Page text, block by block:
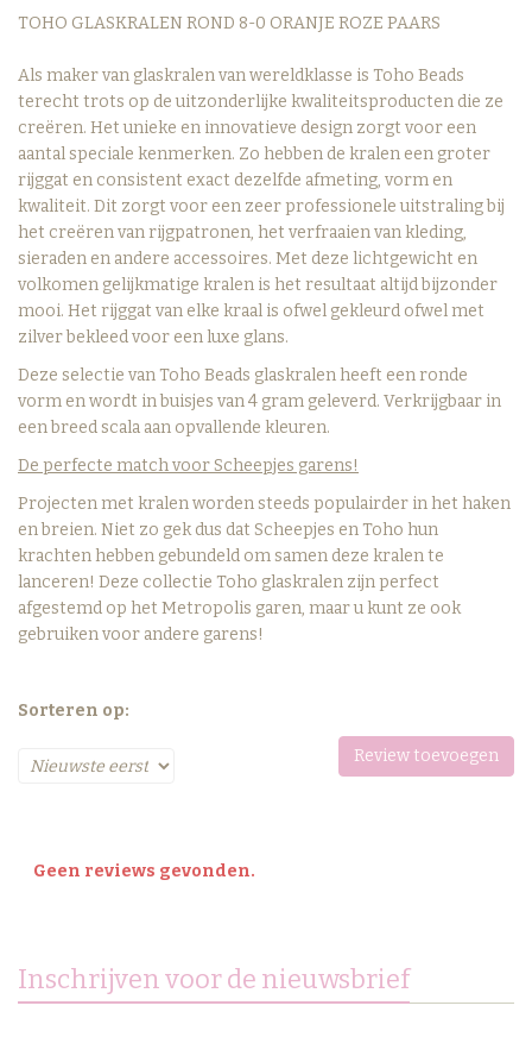
TOHO GLASKRALEN ROND 8-0 ORANJE ROZE PAARS
Als maker van glaskralen van wereldklasse is Toho Beads
terecht trots op de uitzonderlijke kwaliteitsproducten die ze
creëren. Het unieke en innovatieve design zorgt voor een
aantal speciale kenmerken. Zo hebben de kralen een groter
rijggat en consistent exact dezelfde afmeting, vorm en
kwaliteit. Dit zorgt voor een zeer professionele uitstraling bij
het creëren van rijgpatronen, het verfraaien van kleding,
sieraden en andere accessoires. Met deze lichtgewicht en
volkomen gelijkmatige kralen is het resultaat altijd bijzonder
mooi. Het rijggat van elke kraal is ofwel gekleurd ofwel met
zilver bekleed voor een luxe glans.
Deze selectie van Toho Beads glaskralen heeft een ronde
vorm en wordt in buisjes van 4 gram geleverd. Verkrijgbaar in
een breed scala aan opvallende kleuren.
De perfecte match voor Scheepjes garens!
Projecten met kralen worden steeds populairder in het haken
en breien. Niet zo gek dus dat Scheepjes en Toho hun
krachten hebben gebundeld om samen deze kralen te
lanceren! Deze collectie Toho glaskralen zijn perfect
afgestemd op het Metropolis garen, maar u kunt ze ook
gebruiken voor andere garens!
Sorteren op:
Review toevoegen
Geen reviews gevonden.
Inschrijven voor de nieuwsbrief